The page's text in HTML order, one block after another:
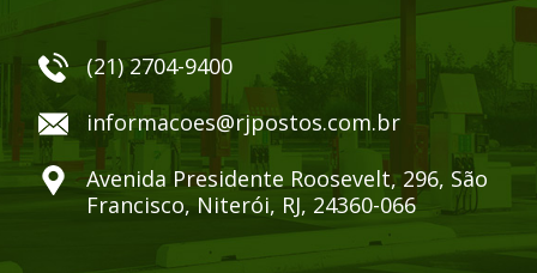
(21) 2704-9400
informacoes@rjpostos.com.br
Avenida Presidente Roosevelt, 296, São
Francisco, Niterói, RJ, 24360-066